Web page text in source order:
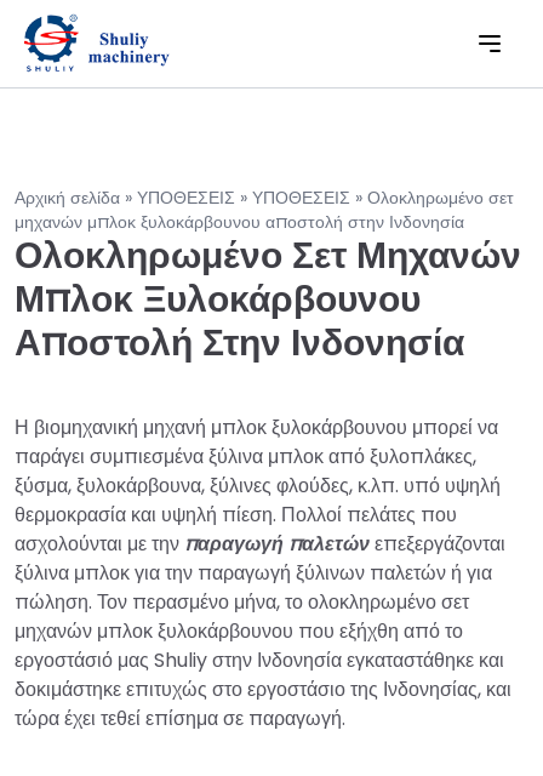
Αρχική σελίδα » ΥΠΟΘΕΣΕΙΣ » ΥΠΟΘΕΣΕΙΣ » Ολοκληρωμένο σετ
μηχανών μπλοκ ξυλοκάρβουνου αποστολή στην Ινδονησία
Ολοκληρωμένο Σετ Μηχανών
Μπλοκ Ξυλοκάρβουνου
Αποστολή Στην Ινδονησία
Η βιομηχανική μηχανή μπλοκ ξυλοκάρβουνου μπορεί να
παράγει συμπιεσμένα ξύλινα μπλοκ από ξυλοπλάκες,
ξύσμα, ξυλοκάρβουνα, ξύλινες φλούδες, κ.λπ. υπό υψηλή
θερμοκρασία και υψηλή πίεση. Πολλοί πελάτες που
ασχολούνται με την παραγωγή παλετώνεπεξεργάζονται
ξύλινα μπλοκ για την παραγωγή ξύλινων παλετών ή για
πώληση. Τον περασμένο μήνα, το ολοκληρωμένο σετ
μηχανών μπλοκ ξυλοκάρβουνου που εξήχθη από το
εργοστάσιό μας Shuliy στην Ινδονησία εγκαταστάθηκε και
δοκιμάστηκε επιτυχώς στο εργοστάσιο της Ινδονησίας, και
τώρα έχει τεθεί επίσημα σε παραγωγή.